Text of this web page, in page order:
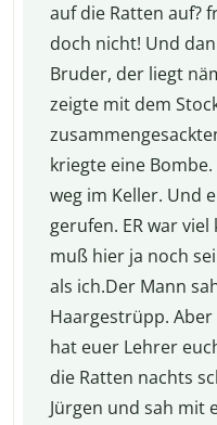
auf die Ratten auf?
doch nicht! Und
Bruder, der liegt
zeigte mit dem
kriegte eine
weg im Keller. Und
gerufen. ER war viel
muß hier ja noch
als ich.Der Mann
Haargestrüpp. Aber
hat euer Lehrer
die Ratten nachts
Jürgen und sah mit